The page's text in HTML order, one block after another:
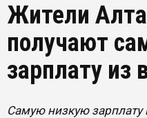
Жители
получают
зарплату из
Самую низкую